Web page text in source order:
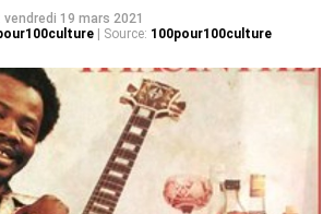
vendredi 19 mars 2021
| Source: 100pour100culture